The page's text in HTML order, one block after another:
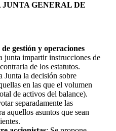
GENERAL DE
gestión y operaciones
junta impartir instrucciones de
de los estatutos.
Junta la decisión sobre
en las que el volumen
de activos del balance).
separadamente las
aquellos asuntos que sean